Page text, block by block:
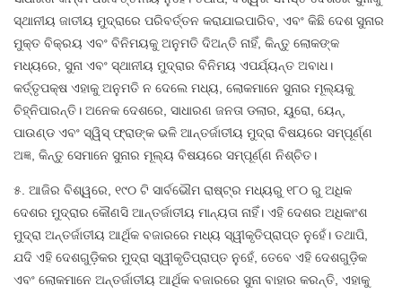
ସ୍ଥାନୀୟ ଜାତୀୟ ମୁଦ୍ରାରେ ପରିବର୍ତ୍ତନ କରାଯାଇପାରିବ, ଏବଂ କିଛି ଦେଶ ସୁନାର
ମୁକ୍ତ ବିକ୍ରୟ ଏବଂ ବିନିମୟକୁ ଅନୁମତି ଦିଅନ୍ତି ନାହିଁ, କିନ୍ତୁ ଲୋକଙ୍କ
ମଧ୍ୟରେ, ସୁନା ଏବଂ ସ୍ଥାନୀୟ ମୁଦ୍ରାର ବିନିମୟ ଏପର୍ଯ୍ୟନ୍ତ ଅବାଧ।
କର୍ତ୍ତୃପକ୍ଷ ଏହାକୁ ଅନୁମତି ନ ଦେଲେ ମଧ୍ୟ, ଲୋକମାନେ ସୁନାର ମୂଲ୍ୟକୁ
ଚିହ୍ନିପାରନ୍ତି। ଅନେକ ଦେଶରେ, ସାଧାରଣ ଜନତା ଡଲାର, ୟୁରୋ, ୟେନ୍,
ପାଉଣ୍ଡ ଏବଂ ସ୍ୱିସ୍ ଫ୍ରାଙ୍କ ଭଳି ଆନ୍ତର୍ଜାତୀୟ ମୁଦ୍ରା ବିଷୟରେ ସମ୍ପୂର୍ଣ୍ଣ
ଅଜ୍ଞ, କିନ୍ତୁ ସେମାନେ ସୁନାର ମୂଲ୍ୟ ବିଷୟରେ ସମ୍ପୂର୍ଣ୍ଣ ନିଶ୍ଚିତ।
୫. ଆଜିର ବିଶ୍ୱରେ, ୧୯୦ ଟି ସାର୍ବଭୌମ ରାଷ୍ଟ୍ର ମଧ୍ୟରୁ ୧୮୦ ରୁ ଅଧିକ
ଦେଶର ମୁଦ୍ରାର କୌଣସି ଆନ୍ତର୍ଜାତୀୟ ମାନ୍ୟତା ନାହିଁ। ଏହି ଦେଶର ଅଧିକାଂଶ
ମୁଦ୍ରା ଅନ୍ତର୍ଜାତୀୟ ଆର୍ଥିକ ବଜାରରେ ମଧ୍ୟ ସ୍ୱୀକୃତିପ୍ରାପ୍ତ ନୁହେଁ। ତଥାପି,
ଯଦି ଏହି ଦେଶଗୁଡ଼ିକର ମୁଦ୍ରା ସ୍ୱୀକୃତିପ୍ରାପ୍ତ ନୁହେଁ, ତେବେ ଏହି ଦେଶଗୁଡ଼ିକ
ଏବଂ ଲୋକମାନେ ଅନ୍ତର୍ଜାତୀୟ ଆର୍ଥିକ ବଜାରରେ ସୁନା ବାହାର କରନ୍ତି, ଏହାକୁ